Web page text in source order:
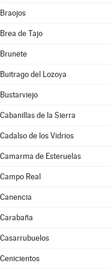
Braojos
Brea de Tajo
Brunete
Buitrago del Lozoya
Bustarviejo
Cabanillas de la Sierra
Cadalso de los Vidrios
Camarma de Esteruelas
Campo Real
Canencia
Carabaña
Casarrubuelos
Cenicientos